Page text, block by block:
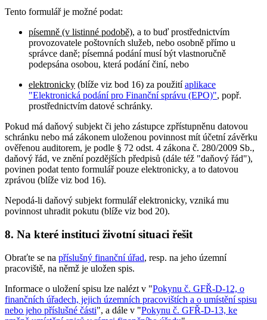
Tento formulář je možné podat:
písemně (v listinné podobě), a to buď prostřednictvím
provozovatele poštovních služeb, nebo osobně přímo u
správce daně; písemná podání musí být vlastnoručně
podepsána osobou, která podání činí, nebo
elektronicky (blíže viz bod 16) za použitíaplikace
"Elektronická podání pro Finanční správu (EPO)", popř.
prostřednictvím datové schránky.
Pokud má daňový subjekt či jeho zástupce zpřístupněnu datovou
schránku nebo má zákonem uloženou povinnost mít účetní závěrku
ověřenou auditorem, je podle § 72 odst. 4 zákona č. 280/2009 Sb.,
daňový řád, ve znění pozdějších předpisů (dále též "daňový řád"),
povinen podat tento formulář pouze elektronicky, a to datovou
zprávou (blíže viz bod 16).
Nepodá-li daňový subjekt formulář elektronicky, vzniká mu
povinnost uhradit pokutu (blíže viz bod 20).
8. Na které instituci životní situaci řešit
Obraťte se na příslušný finanční úřad, resp. na jeho územní
pracoviště, na němž je uložen spis.
Informace o uložení spisu lze nalézt v "Pokynu č. GFŘ-D-12, o
finančních úřadech, jejich územních pracovištích a o umístění spisu
nebo jeho příslušné části", a dále v "Pokynu č. GFŘ-D-13, ke